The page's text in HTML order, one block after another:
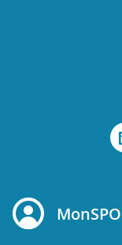
MonSPO